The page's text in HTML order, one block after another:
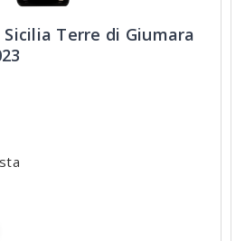
Terre di Giumara